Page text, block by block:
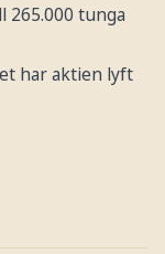
265.000 tunga
har aktien lyft